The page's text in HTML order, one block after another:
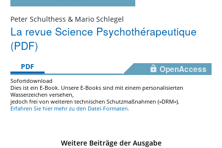
Peter Schulthess & Mario Schlegel
La revue Science Psychothérapeutique
(PDF)
PDF OpenAccess
Sofortdownload
Dies ist ein E-Book. Unsere E-Books sind mit einem personalisierten
Wasserzeichen versehen,
jedoch frei von weiteren technischen Schutzmaßnahmen (»DRM«).
Erfahren Sie hier mehr zu den Datei-Formaten.
Weitere Beiträge der Ausgabe